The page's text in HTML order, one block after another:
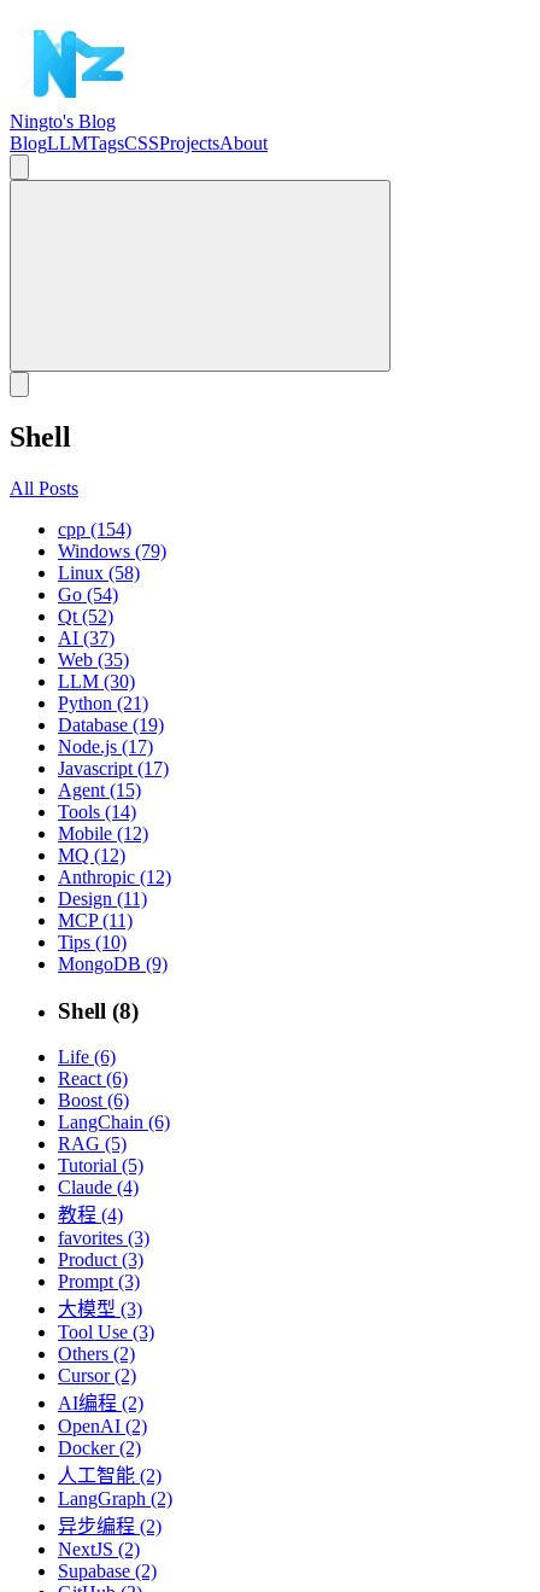
Ningto's Blog
BlogLLMTagsCSSProjectsAbout
Shell
All Posts
cpp (154)
Windows (79)
Linux (58)
Go (54)
Qt (52)
AI (37)
Web (35)
LLM (30)
Python (21)
Database (19)
Node.js (17)
Javascript (17)
Agent (15)
Tools (14)
Mobile (12)
MQ (12)
Anthropic (12)
Design (11)
MCP (11)
Tips (10)
MongoDB (9)
Shell (8)
Life (6)
React (6)
Boost (6)
LangChain (6)
RAG (5)
Tutorial (5)
Claude (4)
教程 (4)
favorites (3)
Product (3)
Prompt (3)
大模型 (3)
Tool Use (3)
Others (2)
Cursor (2)
AI编程 (2)
OpenAI (2)
Docker (2)
人工智能 (2)
LangGraph (2)
异步编程 (2)
NextJS (2)
Supabase (2)